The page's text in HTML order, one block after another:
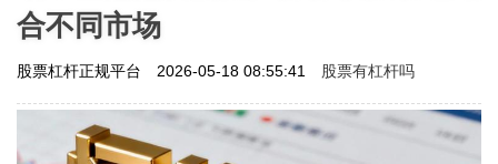
合不同市场
股票杠杆正规平台 2026-05-18 08:55:41 股票有杠杆吗